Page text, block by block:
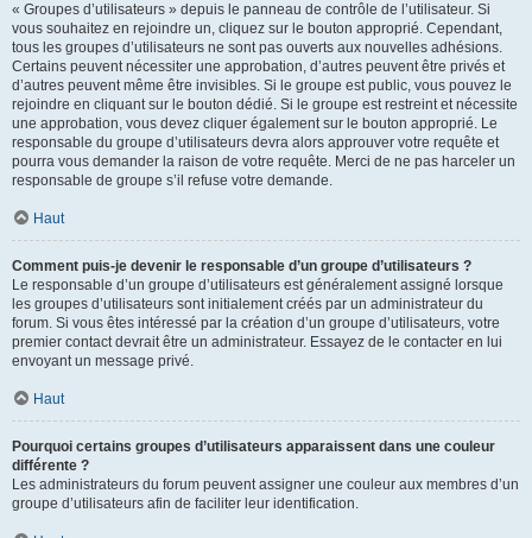
« Groupes d’utilisateurs » depuis le panneau de contrôle de l’utilisateur. Si
vous souhaitez en rejoindre un, cliquez sur le bouton approprié. Cependant,
tous les groupes d’utilisateurs ne sont pas ouverts aux nouvelles adhésions.
Certains peuvent nécessiter une approbation, d’autres peuvent être privés et
d’autres peuvent même être invisibles. Si le groupe est public, vous pouvez le
rejoindre en cliquant sur le bouton dédié. Si le groupe est restreint et nécessite
une approbation, vous devez cliquer également sur le bouton approprié. Le
responsable du groupe d’utilisateurs devra alors approuver votre requête et
pourra vous demander la raison de votre requête. Merci de ne pas harceler un
responsable de groupe s’il refuse votre demande.
Haut
Comment puis-je devenir le responsable d’un groupe d’utilisateurs ?
Le responsable d’un groupe d’utilisateurs est généralement assigné lorsque
les groupes d’utilisateurs sont initialement créés par un administrateur du
forum. Si vous êtes intéressé par la création d’un groupe d’utilisateurs, votre
premier contact devrait être un administrateur. Essayez de le contacter en lui
envoyant un message privé.
Haut
Pourquoi certains groupes d’utilisateurs apparaissent dans une couleur
différente ?
Les administrateurs du forum peuvent assigner une couleur aux membres d’un
groupe d’utilisateurs afin de faciliter leur identification.